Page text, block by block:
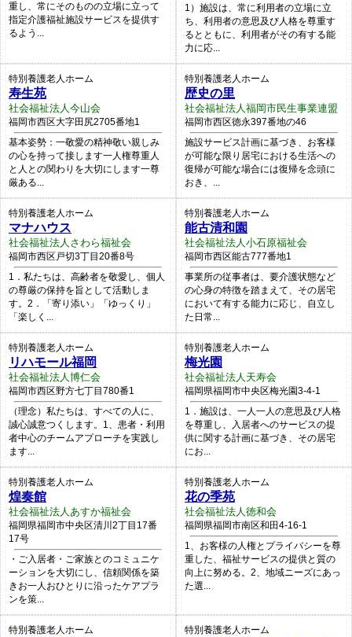
重し、常にそのものの立場に立って
指定介護福祉施設サービスを提供す
るよう...
1）施設は、常に利用者の立場に立
ち、利用者の意思及び人格を尊重す
るとともに、利用者がその有する能
力に応...
特別養護老人ホーム
寿生苑
社会福祉法人今山会
福岡市西区大字田尻2705番地1
基本姿勢：一敬愛の精神敬い親しみ
の心を持って接します一人権尊重人
と人との関わりを大切にします一尊
厳ある...
特別養護老人ホーム
歴史の里
社会福祉法人福岡市民生事業連盟
福岡市西区徳永397番地の46
施設サービス計画に基づき、お客様
が可能な限り居宅における生活への
復帰が可能な場合には復帰を念頭に
おき、...
特別養護老人ホーム
マナハウス
社会福祉法人さわら福祉会
福岡市西区戸切3丁目20番8号
1．私たちは、高齢者を敬愛し、個人
の尊厳の保持を旨として活動しま
す。2．「寄り添い」「ゆっくり」
「楽しく...
特別養護老人ホーム
能古清和園
社会福祉法人小石原福祉会
福岡市西区能古777番地1
事業所の従事者は、要介護状態など
の心身の特徴を踏まえて、その居宅
において有する能力に応じ、自立し
た日常...
特別養護老人ホーム
リハモール福岡
社会福祉法人博仁会
福岡市西区野方七丁目780番1
（理念）私たちは、すべての人に、
誠心誠意つくします。1、患者・利用
者中心のチームアプローチを実践し
ます...
特別養護老人ホーム
梅光園
社会福祉法人天寿会
福岡県福岡市中央区梅光園3-4-1
1．施設は、一人一人の意思及び人格
を尊重し、入居者へのサービスの提
供に関する計画に基づき、その居宅
にお...
特別養護老人ホーム
煌奏館
社会福祉法人あすか福祉会
福岡県福岡市中央区清川2丁目17番
17号
・ご入居者・ご家族とのコミュニケ
ーションを大切にし、信頼関係を築
きお一人おひとりに沿ったケアプラ
ンを策...
特別養護老人ホーム
花の季苑
社会福祉法人徳和会
福岡県福岡市南区和田4-16-1
1、お客様の人権とプライバシーを尊
重した、福祉サービスの提供と質の
向上に努める。2、地域ニーズにあっ
た選...
特別養護老人ホーム 特別養護老人ホーム